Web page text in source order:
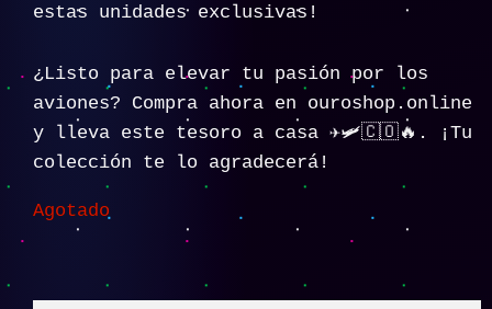
estas unidades exclusivas!
¿Listo para elevar tu pasión por los
aviones? Compra ahora en ouroshop.online
y lleva este tesoro a casa ✈️🛩️🇨🇴🔥. ¡Tu
colección te lo agradecerá!
Agotado